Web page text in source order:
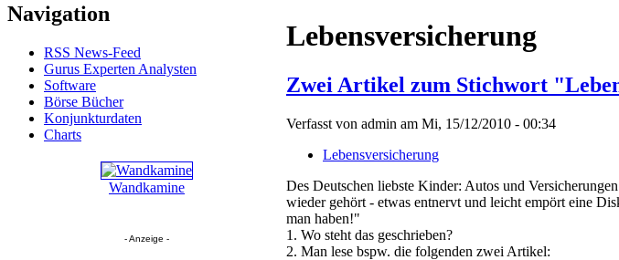
Navigation
RSS News-Feed
Gurus Experten Analysten
Software
Börse Bücher
Konjunkturdaten
Charts
Wandkamine
- Anzeige -
Lebensversicherung
Zwei Artikel zum Stichwort
Verfasst von admin am Mi, 15/12/2010 - 00:34
Lebensversicherung
Des Deutschen liebste Kinder: Autos und
wieder gehört - etwas entnervt und leicht empört eine
man haben!"
1. Wo steht das geschrieben?
2. Man lese bspw. die folgenden zwei Artikel: